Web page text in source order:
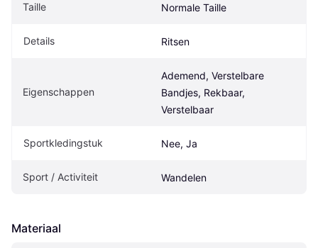
Taille Normale Taille
Details Ritsen
Eigenschappen
Ademend, Verstelbare
Bandjes, Rekbaar,
Verstelbaar
Sportkledingstuk Nee, Ja
Sport / Activiteit Wandelen
Materiaal